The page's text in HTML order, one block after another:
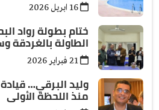
ختام بطولة رواد
الطاولة
وليد البرقي…
منذ اللحظة الأولى